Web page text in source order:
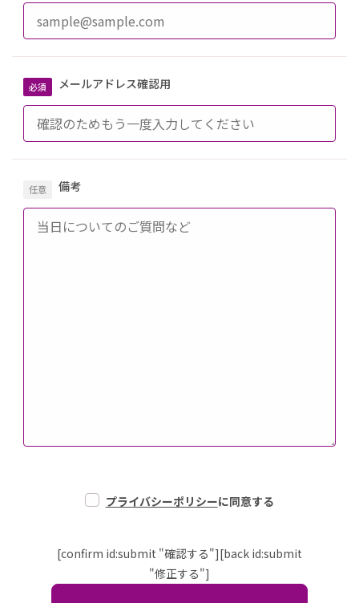
メールアドレス確認用
備考
プライバシーポリシーに同意する
[confirm id:submit "確認する"][back id:submit
"修正する"]